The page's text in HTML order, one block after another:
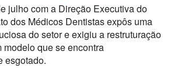
julho com a Direção Executiva do
dos Médicos Dentistas expôs uma
do setor e exigiu a restruturação
modelo que se encontra
esgotado.